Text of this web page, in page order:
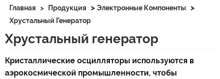
Главная > Продукция > Электронные Компоненты >
Хрустальный Генератор
Хрустальный генератор
Кристаллические осцилляторы используются в
аэрокосмической промышленности, чтобы